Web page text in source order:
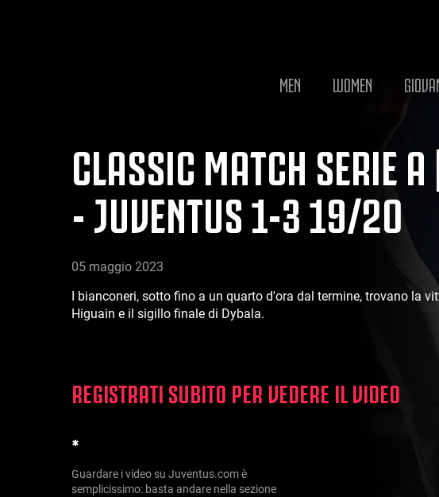
MEN WOMEN
CLASSIC MATCH SERIE
- JUVENTUS 1-3 19/20
05 maggio 2023
I bianconeri, sotto fino a un quarto d'ora dal termine, trovano la
Higuain e il sigillo finale di Dybala.
REGISTRATI SUBITO PER VEDERE IL VIDEO
*
Guardare i video su Juventus.com è
semplicissimo: basta andare nella sezione